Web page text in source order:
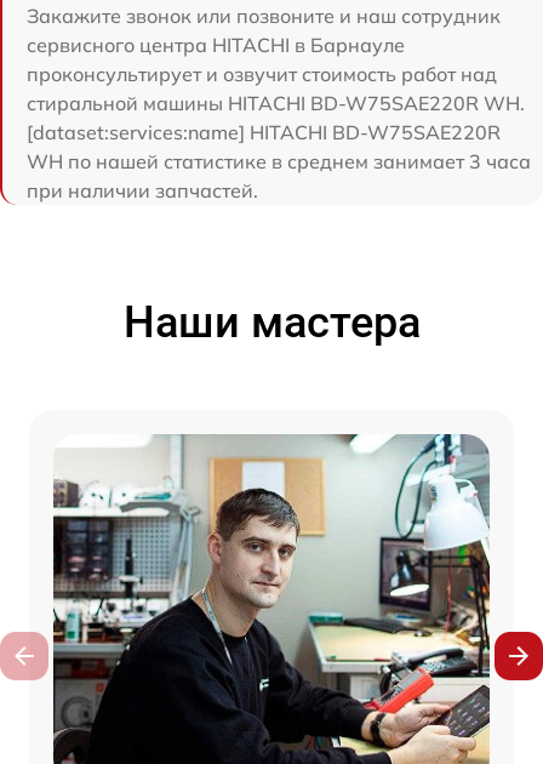
Закажите звонок или позвоните и наш сотрудник
сервисного центра HITACHI в Барнауле
проконсультирует и озвучит стоимость работ над
стиральной машины HITACHI BD-W75SAE220R WH.
[dataset:services:name] HITACHI BD-W75SAE220R
WH по нашей статистике в среднем занимает 3 часа
при наличии запчастей.
Наши мастера